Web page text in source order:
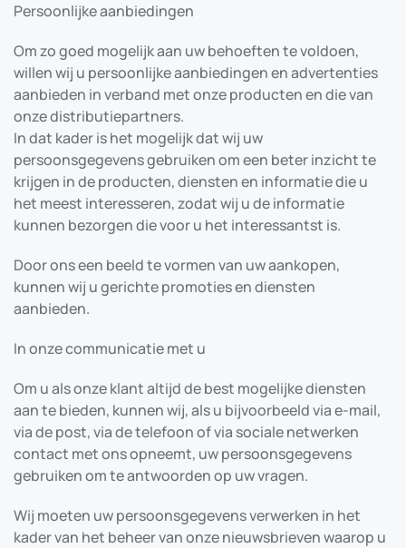
Persoonlijke aanbiedingen
Om zo goed mogelijk aan uw behoeften te voldoen,
willen wij u persoonlijke aanbiedingen en advertenties
aanbieden in verband met onze producten en die van
onze distributiepartners.
In dat kader is het mogelijk dat wij uw
persoonsgegevens gebruiken om een beter inzicht te
krijgen in de producten, diensten en informatie die u
het meest interesseren, zodat wij u de informatie
kunnen bezorgen die voor u het interessantst is.
Door ons een beeld te vormen van uw aankopen,
kunnen wij u gerichte promoties en diensten
aanbieden.
In onze communicatie met u
Om u als onze klant altijd de best mogelijke diensten
aan te bieden, kunnen wij, als u bijvoorbeeld via e-mail,
via de post, via de telefoon of via sociale netwerken
contact met ons opneemt, uw persoonsgegevens
gebruiken om te antwoorden op uw vragen.
Wij moeten uw persoonsgegevens verwerken in het
kader van het beheer van onze nieuwsbrieven waarop u